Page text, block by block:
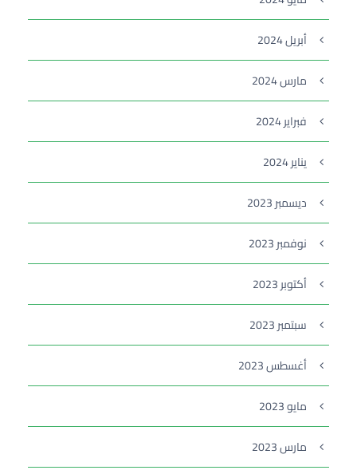
أبريل 2024
مارس 2024
فبراير 2024
يناير 2024
ديسمبر 2023
نوفمبر 2023
أكتوبر 2023
سبتمبر 2023
أغسطس 2023
مايو 2023
مارس 2023